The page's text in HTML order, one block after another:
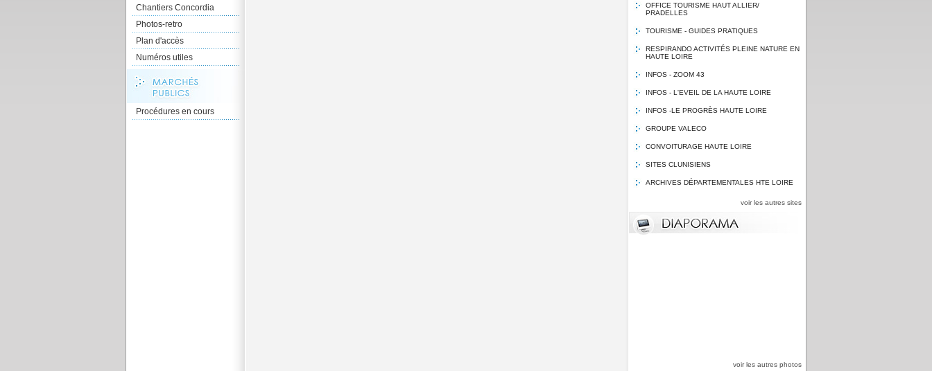
Chantiers Concordia
Photos-retro
Plan d'accès
Numéros utiles
Procédures en cours
OFFICE TOURISME HAUT ALLIER/
PRADELLES
TOURISME - GUIDES PRATIQUES
RESPIRANDO ACTIVITÉS PLEINE NATURE EN
HAUTE LOIRE
INFOS - ZOOM 43
INFOS - L'EVEIL DE LA HAUTE LOIRE
INFOS -LE PROGRÈS HAUTE LOIRE
GROUPE VALECO
CONVOITURAGE HAUTE LOIRE
SITES CLUNISIENS
ARCHIVES DÉPARTEMENTALES HTE LOIRE
voir les autres sites
voir les autres photos